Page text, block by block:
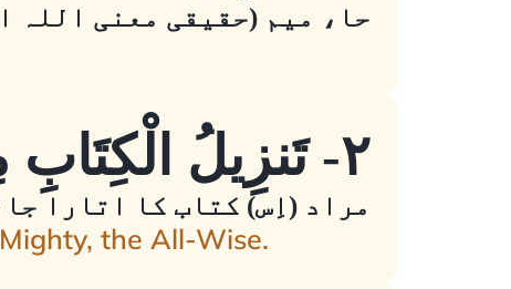
حا، میم (حقیقی معنی اللہ
٢- تَنزِيلُ الْكِتَابِ مِنَ اللَّـهِ الْعَزِيزِ الْحَكِيمِ
مراد (اِس) کتاب کا اتارا
the All-Wise.